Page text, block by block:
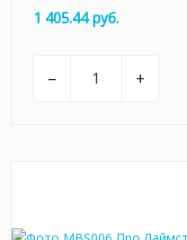
1 405.44 руб.
– +